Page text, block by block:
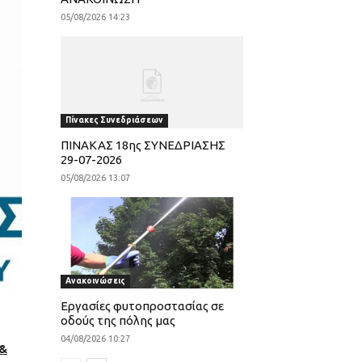
05/08/2026 14:23
Πίνακες Συνεδριάσεων
ΠΙΝΑΚΑΣ 18ης ΣΥΝΕΔΡΙΑΣΗΣ
29-07-2026
05/08/2026 13:07
Ανακοινώσεις
Εργασίες φυτοπροστασίας σε
οδούς της πόλης μας
04/08/2026 10:27